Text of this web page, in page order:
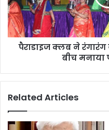
पैराडाइज क्लब ने रंगारंग
बीच मनाया
Related Articles